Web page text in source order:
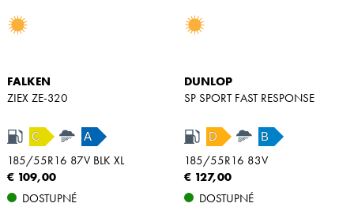
FALKEN
ZIEX ZE-320
C A
185/55R16 87V BLK XL
€ 109,00
DOSTUPNÉ
DUNLOP
SP SPORT FAST RESPONSE
D B
185/55R16 83V
€ 127,00
DOSTUPNÉ